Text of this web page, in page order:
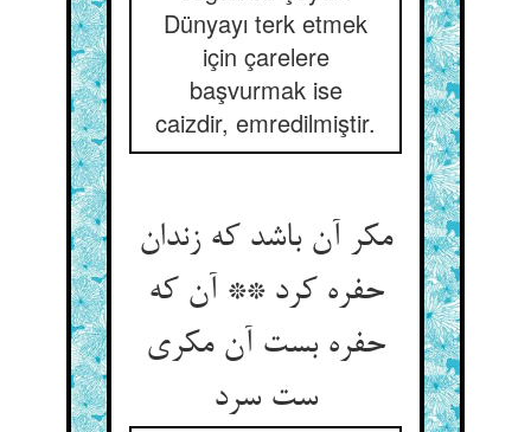
Dünyayı terk etmek
için çarelere
başvurmak ise
caizdir, emredilmiştir.
مکر آن باشد که زندان
حفره کرد ** آن که
حفره بست آن مکری
ست سرد